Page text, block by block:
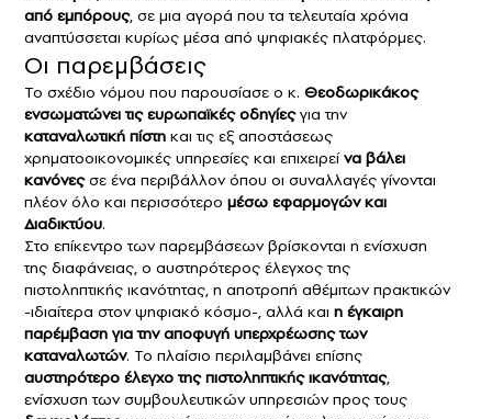
από εμπόρους, σε μια αγορά που τα τελευταία χρόνια
αναπτύσσεται κυρίως μέσα από ψηφιακές πλατφόρμες.
Οι παρεμβάσεις
Το σχέδιο νόμου που παρουσίασε ο κ. Θεοδωρικάκος
ενσωματώνει τις ευρωπαϊκές οδηγίεςγια την
καταναλωτική πίστη και τις εξ αποστάσεως
χρηματοοικονομικές υπηρεσίες και επιχειρείνα βάλει
κανόνεςσε ένα περιβάλλον όπου οι συναλλαγές γίνονται
πλέον όλο και περισσότερο μέσω εφαρμογών και
Διαδικτύου.
Στο επίκεντρο των παρεμβάσεων βρίσκονται η ενίσχυση
της διαφάνειας, ο αυστηρότερος έλεγχος της
πιστοληπτικής ικανότητας, η αποτροπή αθέμιτων πρακτικών
-ιδιαίτερα στον ψηφιακό κόσμο-, αλλά και η έγκαιρη
παρέμβαση για την αποφυγή υπερχρέωσης των
καταναλωτών. Το πλαίσιο περιλαμβάνει επίσης
αυστηρότερο έλεγχο της πιστοληπτικής ικανότητας,
ενίσχυση των συμβουλευτικών υπηρεσιών προς τους